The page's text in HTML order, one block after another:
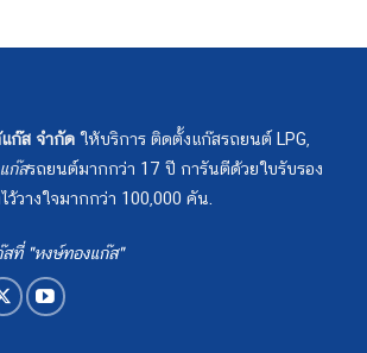
ก๊ส จำกัด ให้บริการ ติดตั้งแก๊สรถยนต์ LPG,
ก๊สรถยนต์มากกว่า 17 ปี การันตีด้วยใบรับรอง
วางใจมากกว่า 100,000 คัน.
ที่ "หงษ์ทองแก๊ส"